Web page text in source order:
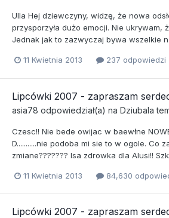
Ulla Hej dziewczyny, widzę, że nowa
przysporzyła dużo emocji. Nie ukrywam,
Jednak jak to zazwyczaj bywa wszelkie
11 Kwietnia 2013 237 odpowiedzi
Lipcówki 2007 - zapraszam
asia78 odpowiedział(a) na Dziubala
Czesc!! Nie bede owijac w baewłne
D...........nie podoba mi sie to w ogole. Co
zmiane??????? Isa zdrowka dla Alusi!!
11 Kwietnia 2013 84,630
Lipcówki 2007 - zapraszam